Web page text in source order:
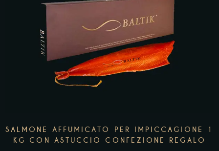
SALMONE AFFUMICATO PER IMPICCAGIONE 1
KG CON ASTUCCIO CONFEZIONE REGALO